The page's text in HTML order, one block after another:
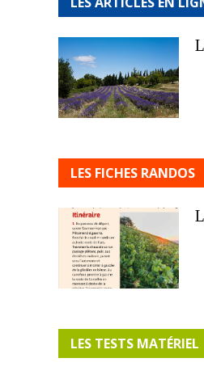
LES FICHES RANDOS
LES TESTS MATÉRIEL